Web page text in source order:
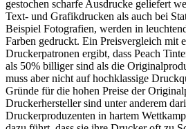
gestochen scharfe Ausdrucke geliefert
Text- und Grafikdrucken als auch bei
Beispiel Fotografien, werden in
Farben gedruckt. Ein Preisvergleich mit
Druckerpatronen ergibt, dass Peach
als 50% billiger sind als die
muss aber nicht auf hochklassige
Gründe für die hohen Preise der
Druckerhersteller sind unter anderem
Druckerproduzenten in hartem